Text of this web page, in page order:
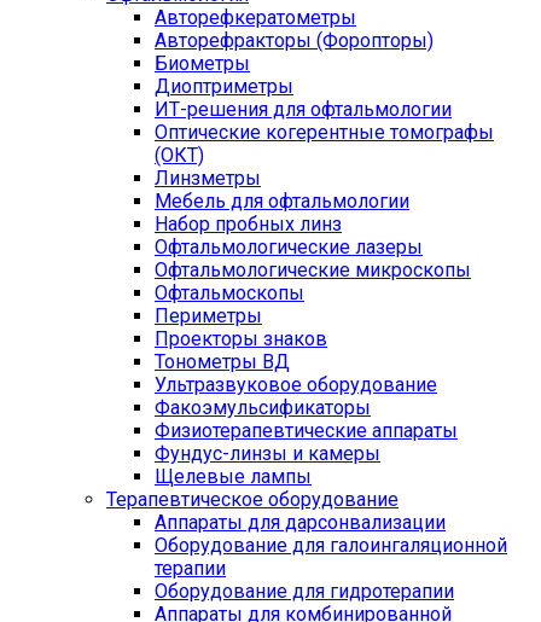
Авторефкератометры
Авторефракторы (Форопторы)
Биометры
Диоптриметры
ИТ-решения для офтальмологии
Оптические когерентные томографы
(ОКТ)
Линзметры
Мебель для офтальмологии
Набор пробных линз
Офтальмологические лазеры
Офтальмологические микроскопы
Офтальмоскопы
Периметры
Проекторы знаков
Тонометры ВД
Ультразвуковое оборудование
Факоэмульсификаторы
Физиотерапевтические аппараты
Фундус-линзы и камеры
Щелевые лампы
Терапевтическое оборудование
Аппараты для дарсонвализации
Оборудование для галоингаляционной
терапии
Оборудование для гидротерапии
Аппараты для комбинированной